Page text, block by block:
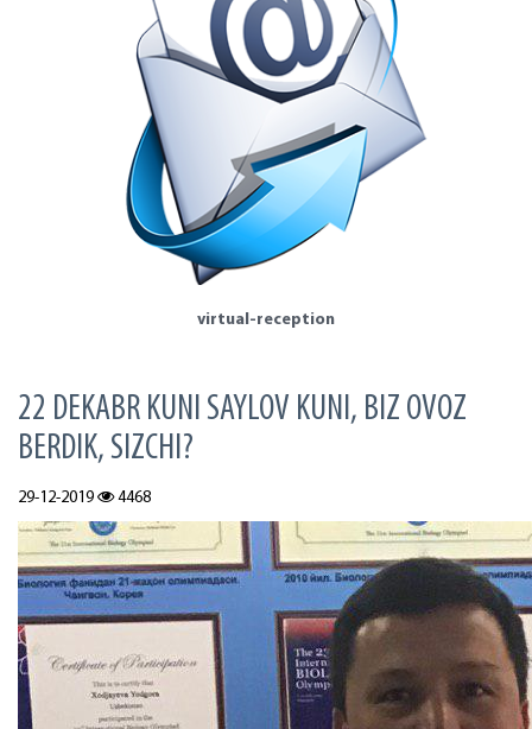
virtual-reception
22 DEKABR KUNI SAYLOV KUNI, BIZ OVOZ
BERDIK, SIZCHI?
29-12-2019 4468